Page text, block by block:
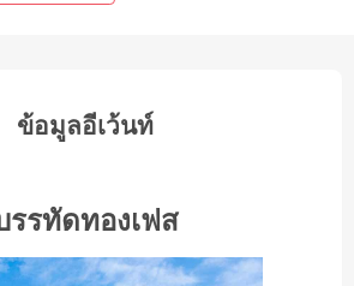
ข้อมูลอีเว้นท์
รรทัดทองเฟส